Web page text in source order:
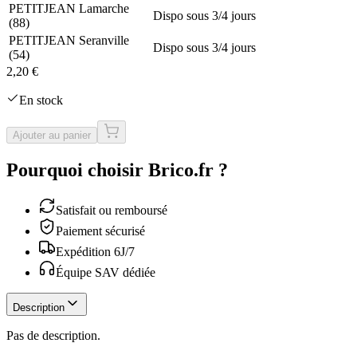
PETITJEAN Lamarche
(88)
Dispo sous 3/4 jours
PETITJEAN Seranville
(54)
Dispo sous 3/4 jours
2,20 €
En stock
Ajouter au panier
Pourquoi choisir Brico.fr ?
Satisfait ou remboursé
Paiement sécurisé
Expédition 6J/7
Équipe SAV dédiée
Description
Pas de description.